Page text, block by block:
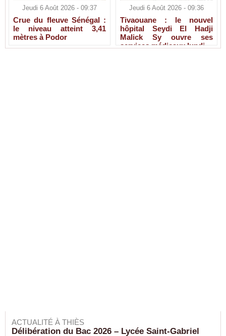
Jeudi 6 Août 2026 - 09:37
Crue du fleuve Sénégal :
le niveau atteint 3,41
mètres à Podor
Jeudi 6 Août 2026 - 09:36
Tivaouane : le nouvel
hôpital Seydi El Hadji
Malick Sy ouvre ses
services médicaux lundi
ACTUALITÉ À THIÈS
Délibération du Bac 2026 – Lycée Saint-Gabriel